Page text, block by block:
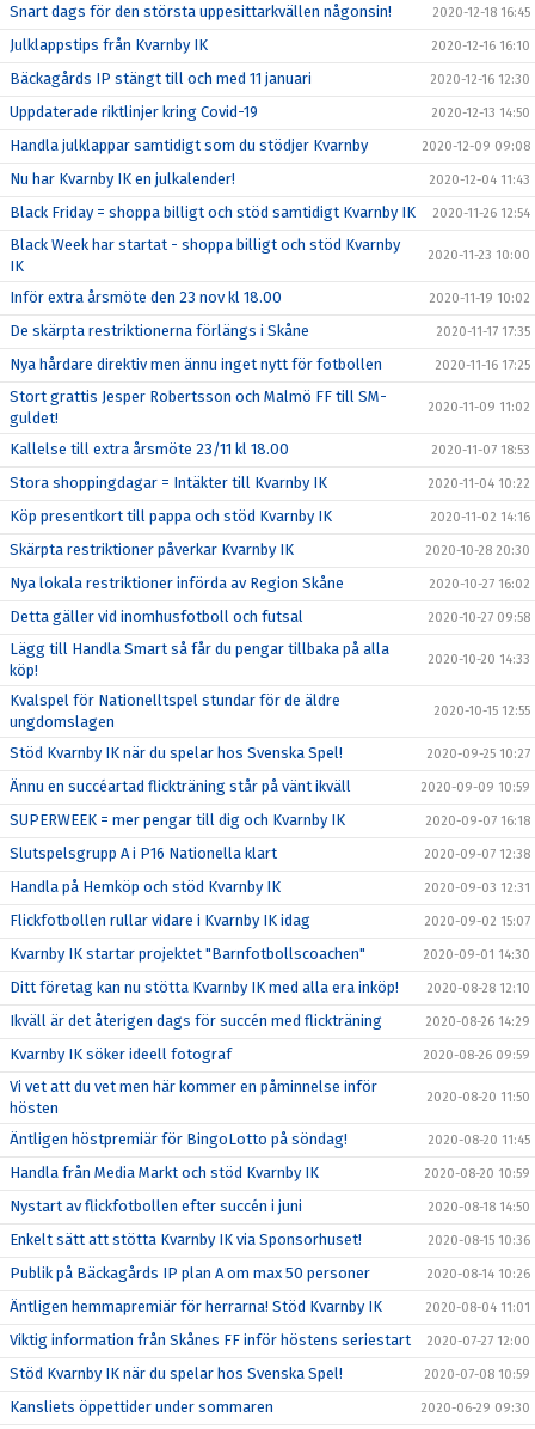
Snart dags för den största uppesittarkvällen någonsin! 2020-12-18 16:45
Julklappstips från Kvarnby IK 2020-12-16 16:10
Bäckagårds IP stängt till och med 11 januari 2020-12-16 12:30
Uppdaterade riktlinjer kring Covid-19 2020-12-13 14:50
Handla julklappar samtidigt som du stödjer Kvarnby 2020-12-09 09:08
Nu har Kvarnby IK en julkalender! 2020-12-04 11:43
Black Friday = shoppa billigt och stöd samtidigt Kvarnby IK 2020-11-26 12:54
Black Week har startat - shoppa billigt och stöd Kvarnby
IK
2020-11-23 10:00
Inför extra årsmöte den 23 nov kl 18.00 2020-11-19 10:02
De skärpta restriktionerna förlängs i Skåne 2020-11-17 17:35
Nya hårdare direktiv men ännu inget nytt för fotbollen 2020-11-16 17:25
Stort grattis Jesper Robertsson och Malmö FF till SM-
guldet!
2020-11-09 11:02
Kallelse till extra årsmöte 23/11 kl 18.00 2020-11-07 18:53
Stora shoppingdagar = Intäkter till Kvarnby IK 2020-11-04 10:22
Köp presentkort till pappa och stöd Kvarnby IK 2020-11-02 14:16
Skärpta restriktioner påverkar Kvarnby IK 2020-10-28 20:30
Nya lokala restriktioner införda av Region Skåne 2020-10-27 16:02
Detta gäller vid inomhusfotboll och futsal 2020-10-27 09:58
Lägg till Handla Smart så får du pengar tillbaka på alla
köp!
2020-10-20 14:33
Kvalspel för Nationelltspel stundar för de äldre
ungdomslagen
2020-10-15 12:55
Stöd Kvarnby IK när du spelar hos Svenska Spel! 2020-09-25 10:27
Ännu en succéartad flickträning står på vänt ikväll 2020-09-09 10:59
SUPERWEEK = mer pengar till dig och Kvarnby IK 2020-09-07 16:18
Slutspelsgrupp A i P16 Nationella klart 2020-09-07 12:38
Handla på Hemköp och stöd Kvarnby IK 2020-09-03 12:31
Flickfotbollen rullar vidare i Kvarnby IK idag 2020-09-02 15:07
Kvarnby IK startar projektet "Barnfotbollscoachen" 2020-09-01 14:30
Ditt företag kan nu stötta Kvarnby IK med alla era inköp! 2020-08-28 12:10
Ikväll är det återigen dags för succén med flickträning 2020-08-26 14:29
Kvarnby IK söker ideell fotograf 2020-08-26 09:59
Vi vet att du vet men här kommer en påminnelse inför
hösten
2020-08-20 11:50
Äntligen höstpremiär för BingoLotto på söndag! 2020-08-20 11:45
Handla från Media Markt och stöd Kvarnby IK 2020-08-20 10:59
Nystart av flickfotbollen efter succén i juni 2020-08-18 14:50
Enkelt sätt att stötta Kvarnby IK via Sponsorhuset! 2020-08-15 10:36
Publik på Bäckagårds IP plan A om max 50 personer 2020-08-14 10:26
Äntligen hemmapremiär för herrarna! Stöd Kvarnby IK 2020-08-04 11:01
Viktig information från Skånes FF inför höstens seriestart 2020-07-27 12:00
Stöd Kvarnby IK när du spelar hos Svenska Spel! 2020-07-08 10:59
Kansliets öppettider under sommaren 2020-06-29 09:30